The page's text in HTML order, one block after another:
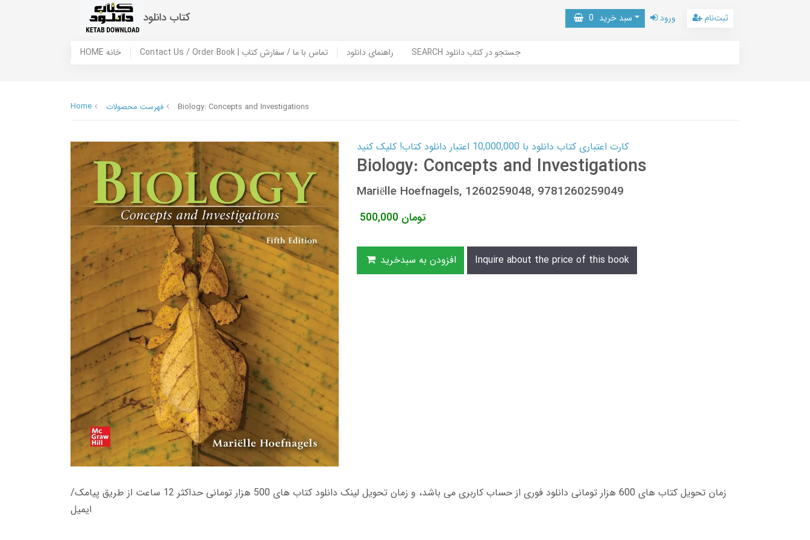
کتاب دانلود سبد خرید 0 ورود ثبت‌نام
HOME خانه Contact Us / Order Book | تماس با ما / سفارش کتاب راهنمای دانلود SEARCH جستجو در کتاب دانلود
Home فهرست محصولات Biology: Concepts and Investigations
کارت اعتباری کتاب دانلود با 10,000,000 اعتبار دانلود کتاب! کلیک کنید
Biology: Concepts and Investigations
Mariëlle Hoefnagels, 1260259048, 9781260259049
500,000 تومان
افزودن به سبدخرید Inquire about the price of this book
زمان تحویل کتاب های 600 هزار تومانی دانلود فوری از حساب کاربری می باشد، و زمان تحویل لینک دانلود کتاب های 500 هزار تومانی حداکثر 12 ساعت از طریق پیامک/
ایمیل